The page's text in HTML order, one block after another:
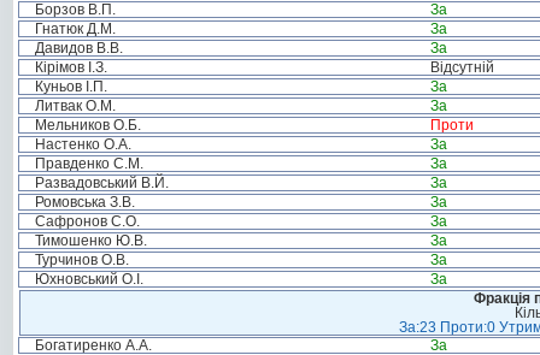
Борзов В.П.
За
Гнатюк Д.М.
За
Давидов В.В.
За
Кірімов І.З.
Відсутній
Куньов І.П.
За
Литвак О.М.
За
Мельников О.Б.
Проти
Настенко О.А.
За
Правденко С.М.
За
Развадовський В.Й.
За
Ромовська З.В.
За
Сафронов С.О.
За
Тимошенко Ю.В.
За
Турчинов О.В.
За
Юхновський О.І.
За
Фракція
За:23 Проти:0
Богатиренко А.А.
За